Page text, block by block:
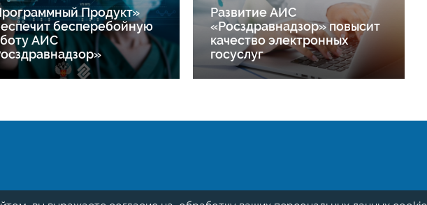
Продукт»
бесперебойную
АИС
Развитие АИС
«Росздравнадзор» повысит
качество электронных
госуслуг